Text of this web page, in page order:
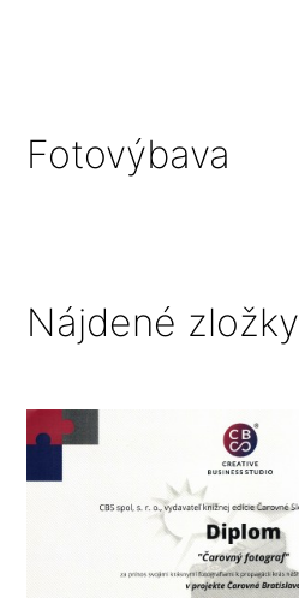
Fotovýbava
Nájdené zložky